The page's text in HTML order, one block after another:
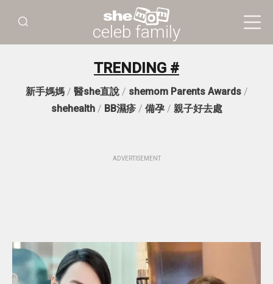
celeb family
TRENDING #
新手媽媽/ 醫she直說/ shemom Parents Awards/
shehealth/ BB濕疹/ 備孕/ 親子好去處
ADVERTISEMENT